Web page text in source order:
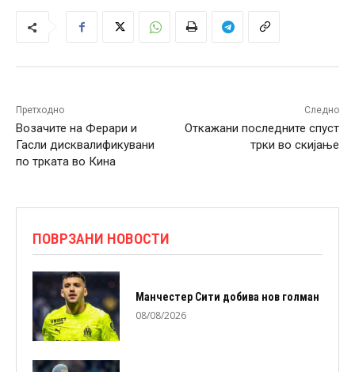
Претходно
Возачите на Ферари и
Гасли дисквалификувани
по трката во Кина
Следно
Откажани последните спуст
трки во скијање
ПОВРЗАНИ НОВОСТИ
Манчестер Сити добива нов голман
08/08/2026